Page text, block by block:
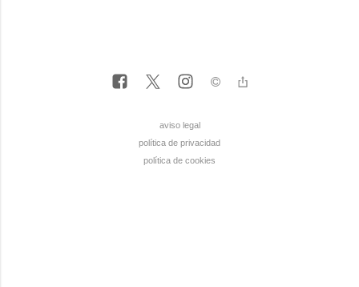
aviso legal
política de privacidad
política de cookies